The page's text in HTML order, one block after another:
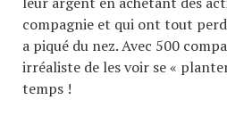
compagnie et qui ont tout
a piqué du nez. Avec 500
irréaliste de les voir se «
temps !